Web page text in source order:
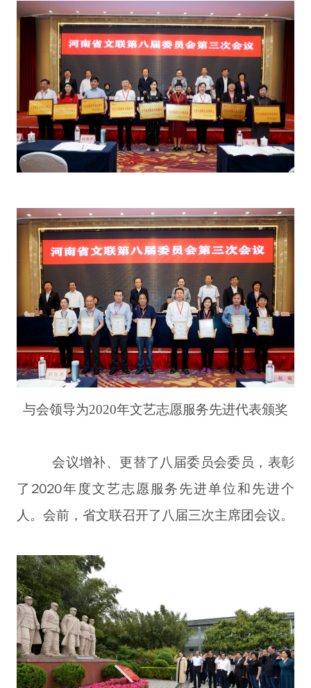
与会领导为2020年文艺志愿服务先进代表颁奖
会议增补、更替了八届委员会委员，表彰
了2020年度文艺志愿服务先进单位和先进个
人。会前，省文联召开了八届三次主席团会议。